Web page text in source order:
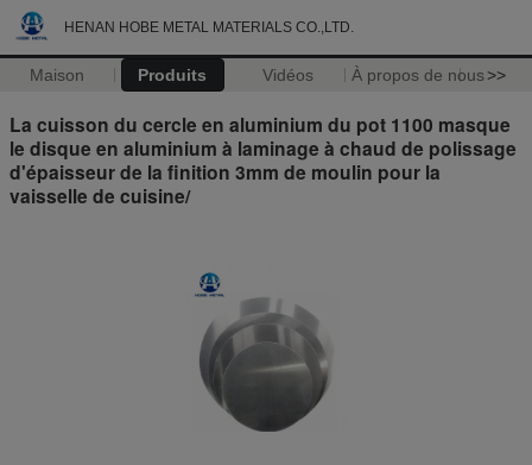
HENAN HOBE METAL MATERIALS CO.,LTD.
Maison Produits Vidéos À propos de nous>>
La cuisson du cercle en aluminium du pot 1100 masque
le disque en aluminium à laminage à chaud de polissage
d'épaisseur de la finition 3mm de moulin pour la
vaisselle de cuisine/